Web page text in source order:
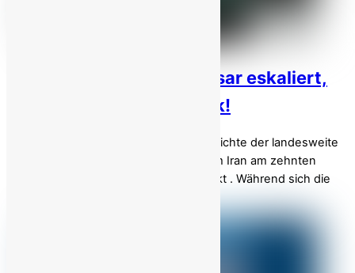
Iran-Proteste, Tag 10: Basar eskaliert,
Kräfte ziehen sich zurück!
Am Dienstag, dem 6. Januar 2026, erreichte der landesweite
Aufstand gegen die religiöse Diktatur im Iran am zehnten
Tag einen entscheidenden Wendepunkt . Während sich die